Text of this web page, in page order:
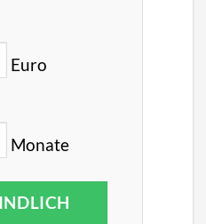
Euro
Monate